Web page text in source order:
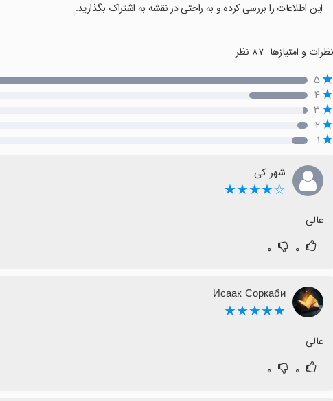
این اطلاعات را بررسی کرده و به راحتی در نقشه به اشتراک بگذارید.
نظرات و امتیازها ۸۷ نظر
۵
۴
۳
۲
۱
شهر کی
☆★★★★
عالی
۰ ۰
Исаак Соркаби
★★★★★
عالی
۰ ۰